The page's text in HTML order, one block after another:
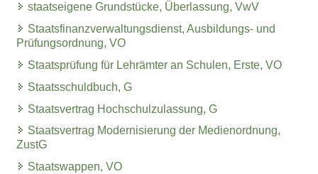
staatseigene Grundstücke, Überlassung, VwV
Staatsfinanzverwaltungsdienst, Ausbildungs- und
Prüfungsordnung, VO
Staatsprüfung für Lehrämter an Schulen, Erste, VO
Staatsschuldbuch, G
Staatsvertrag Hochschulzulassung, G
Staatsvertrag Modernisierung der Medienordnung,
ZustG
Staatswappen, VO